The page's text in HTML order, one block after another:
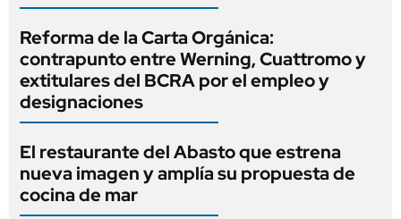
Reforma de la Carta Orgánica:
contrapunto entre Werning, Cuattromo y
extitulares del BCRA por el empleo y
designaciones
El restaurante del Abasto que estrena
nueva imagen y amplía su propuesta de
cocina de mar